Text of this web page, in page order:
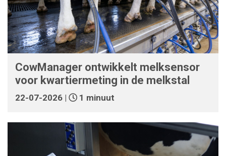
CowManager ontwikkelt melksensor
voor kwartiermeting in de melkstal
22-07-2026 | 1 minuut